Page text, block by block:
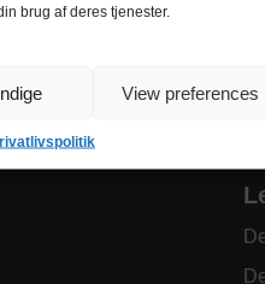
brug af deres tjenester.
View preferences